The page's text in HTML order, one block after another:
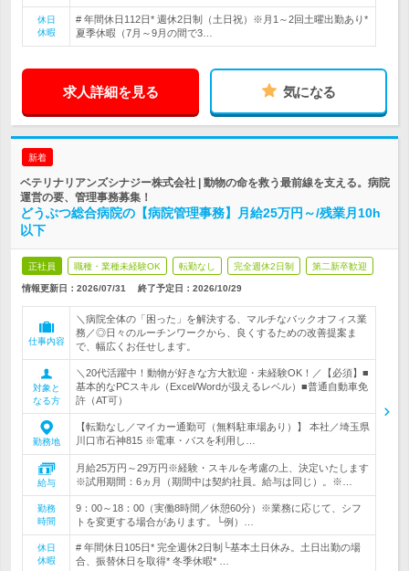
休日
休暇
# 年間休日112日* 週休2日制（土日祝）※月1～2回土曜出勤あり*
夏季休暇（7月～9月の間で3…
求人詳細を見る 気になる
新着
ベテリナリアンズシナジー株式会社 | 動物の命を救う最前線を支える。病院
運営の要、管理事務募集！
どうぶつ総合病院の【病院管理事務】月給25万円～/残業月10h
以下
正社員 職種・業種未経験OK 転勤なし 完全週休2日制 第二新卒歓迎
情報更新日：2026/07/31 終了予定日： 2026/10/29
仕事内容
＼病院全体の「困った」を解決する、マルチなバックオフィス業
務／◎日々のルーチンワークから、良くするための改善提案ま
で、幅広くお任せします。
対象と
なる方
＼20代活躍中！動物が好きな方大歓迎・未経験OK！／【必須】■
基本的なPCスキル（Excel/Wordが扱えるレベル）■普通自動車免
許（AT可）
勤務地
【転勤なし／マイカー通勤可（無料駐車場あり）】 本社／埼玉県
川口市石神815 ※電車・バスを利用し…
給与
月給25万円～29万円※経験・スキルを考慮の上、決定いたします
※試用期間：6ヵ月（期間中は契約社員。給与は同じ）。※…
勤務
時間
9：00～18：00（実働8時間／休憩60分）※業務に応じて、シフ
トを変更する場合があります。└例）…
休日
休暇
# 年間休日105日* 完全週休2日制└基本土日休み。土日出勤の場
合、振替休日を取得* 冬季休暇* …